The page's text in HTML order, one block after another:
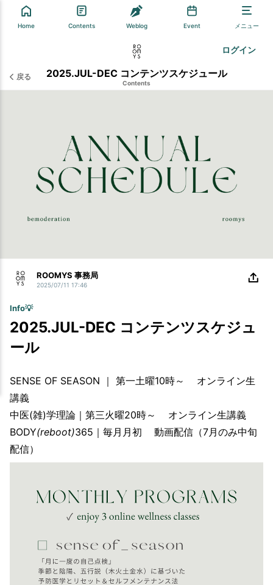
Home Contents Weblog Event メニュー
ログイン
戻る 2025.JUL-DEC コンテンツスケジュール
Contents
ROOMYS 事務局
2025/07/11 17:46
Info💡
2025.JUL-DEC コンテンツスケジュ
ール
SENSE OF SEASON ｜ 第一土曜10時～ オンライン生
講義
中医(雑)学理論｜第三火曜20時～ オンライン生講義
BODY(reboot)365｜毎月月初 動画配信（7月のみ中旬
配信）